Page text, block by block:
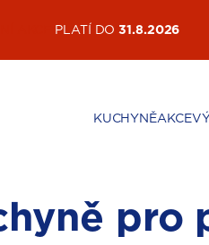
PLATÍ DO31.8.2026
KUCHYNĚAKCE
pro